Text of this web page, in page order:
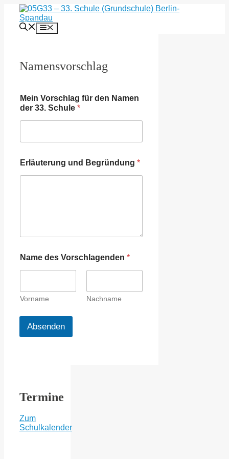
Inhalt
springen
Menü
Namensvorschlag
Mein Vorschlag für den Namen
der 33. Schule *
n
d
i
n
Erläuterung und Begründung *
Name des Vorschlagenden *
Vorname Nachname
Absenden
Termine
Zum
Schulkalender